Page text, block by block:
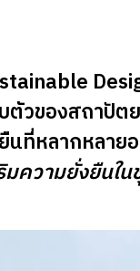
ตัวของสถาปัต
นที่หลากหลาย
มความยั่งยืนใ